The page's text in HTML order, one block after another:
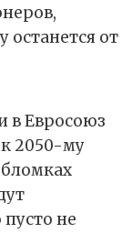
останется от
в Евросоюз
2050-му
не